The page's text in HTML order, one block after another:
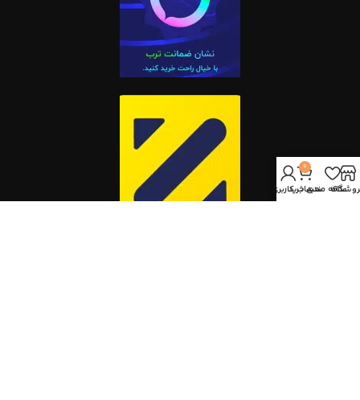
علاقه مندی
0
سبد خرید
حساب کاربری من